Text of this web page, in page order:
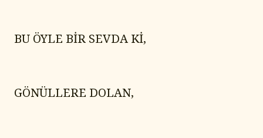
BU ÖYLE BİR SEVDA Kİ,
GÖNÜLLERE DOLAN,